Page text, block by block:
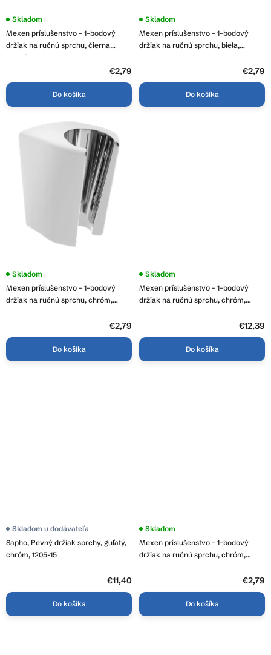
o
v
Mexen príslušenstvo - 1-bodový
držiak na ručnú sprchu, čierna
matná, 79352-70
Skladom
€2,79
Do košíka
Mexen príslušenstvo - 1-bodový
držiak na ručnú sprchu, biela,
Skladom
€2,79
Do košíka
Mexen príslušenstvo - 1-bodový
držiak na ručnú sprchu, chróm,
Skladom
€2,79
Do košíka
Mexen príslušenstvo - 1-bodový
držiak na ručnú sprchu, chróm,
Skladom
€12,39
Do košíka
Sapho, Pevný držiak sprchy, guľatý,
chróm, 1205-15
Skladom u dodávateľa
€11,40
Do košíka
Mexen príslušenstvo - 1-bodový
držiak na ručnú sprchu, chróm,
Skladom
€2,79
Do košíka